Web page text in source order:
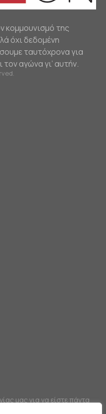
κομμουνισμό της
όχι δεδομένη
ταυτόχρονα για
αγώνα γι’ αυτήν.
μας για να είστε πάντα